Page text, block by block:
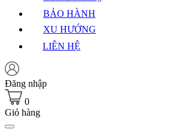
BẢO HÀNH
XU HƯỚNG
LIÊN HỆ
Đăng nhập
0
Giỏ hàng